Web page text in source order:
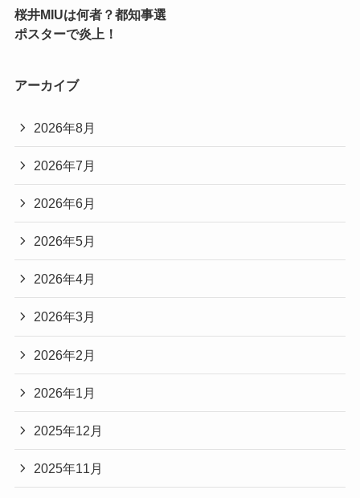
桜井MIUは何者？都知事選
ポスターで炎上！
アーカイブ
2026年8月
2026年7月
2026年6月
2026年5月
2026年4月
2026年3月
2026年2月
2026年1月
2025年12月
2025年11月